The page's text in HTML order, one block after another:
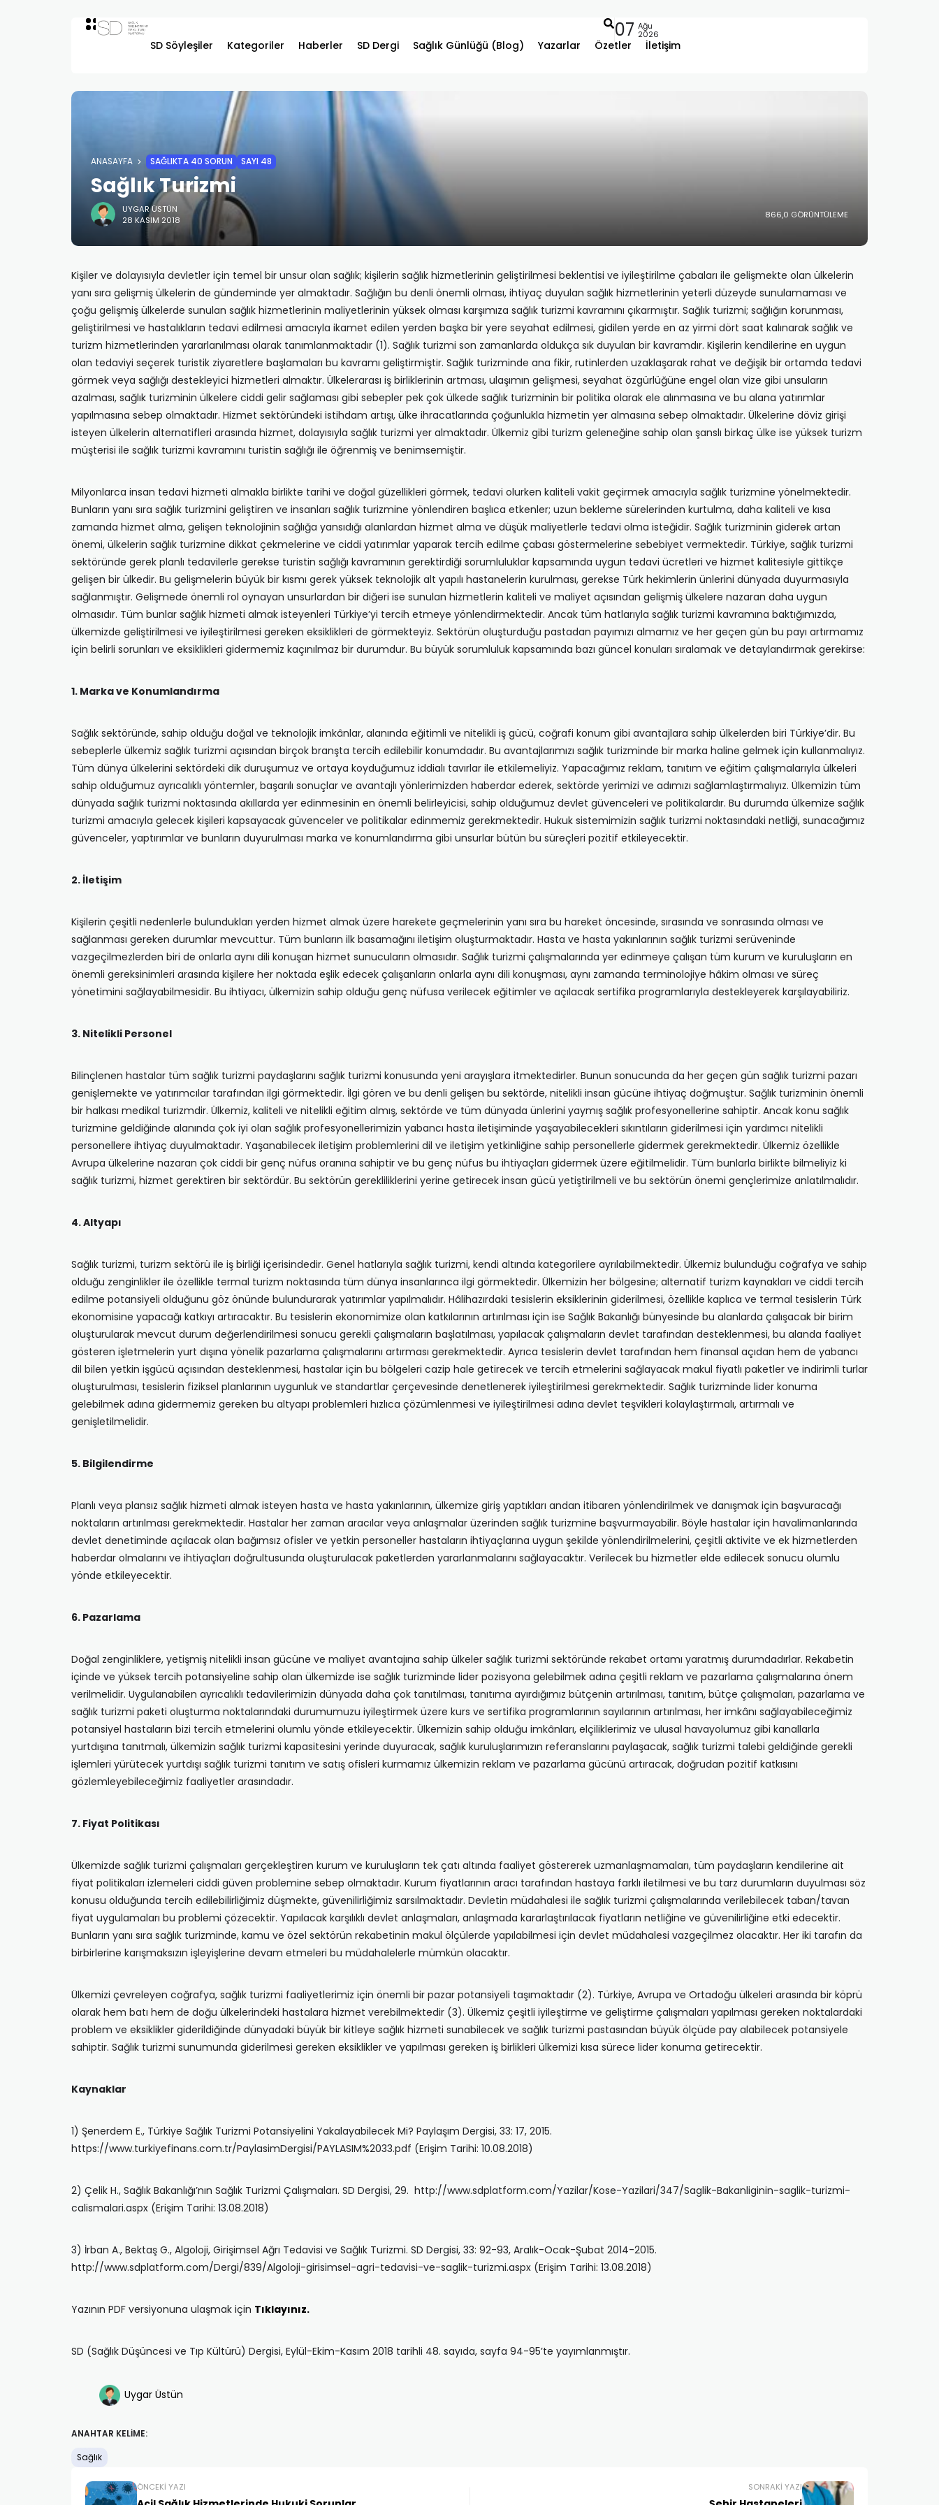
SD Söyleşiler Kategoriler Haberler SD Dergi Sağlık Günlüğü (Blog) Yazarlar Özetler İletişim
07 Ağu
2026
ANASAYFA SAĞLIKTA 40 SORUN SAYI 48
Sağlık Turizmi
UYGAR ÜSTÜN
28 KASIM 2018
866,0 GÖRÜNTÜLEME
Kişiler ve dolayısıyla devletler için temel bir unsur olan sağlık; kişilerin sağlık hizmetlerinin geliştirilmesi beklentisi ve iyileştirilme çabaları ile gelişmekte olan ülkelerin
yanı sıra gelişmiş ülkelerin de gündeminde yer almaktadır. Sağlığın bu denli önemli olması, ihtiyaç duyulan sağlık hizmetlerinin yeterli düzeyde sunulamaması ve
çoğu gelişmiş ülkelerde sunulan sağlık hizmetlerinin maliyetlerinin yüksek olması karşımıza sağlık turizmi kavramını çıkarmıştır. Sağlık turizmi; sağlığın korunması,
geliştirilmesi ve hastalıkların tedavi edilmesi amacıyla ikamet edilen yerden başka bir yere seyahat edilmesi, gidilen yerde en az yirmi dört saat kalınarak sağlık ve
turizm hizmetlerinden yararlanılması olarak tanımlanmaktadır (1). Sağlık turizmi son zamanlarda oldukça sık duyulan bir kavramdır. Kişilerin kendilerine en uygun
olan tedaviyi seçerek turistik ziyaretlere başlamaları bu kavramı geliştirmiştir. Sağlık turizminde ana fikir, rutinlerden uzaklaşarak rahat ve değişik bir ortamda tedavi
görmek veya sağlığı destekleyici hizmetleri almaktır. Ülkelerarası iş birliklerinin artması, ulaşımın gelişmesi, seyahat özgürlüğüne engel olan vize gibi unsuların
azalması, sağlık turizminin ülkelere ciddi gelir sağlaması gibi sebepler pek çok ülkede sağlık turizminin bir politika olarak ele alınmasına ve bu alana yatırımlar
yapılmasına sebep olmaktadır. Hizmet sektöründeki istihdam artışı, ülke ihracatlarında çoğunlukla hizmetin yer almasına sebep olmaktadır. Ülkelerine döviz girişi
isteyen ülkelerin alternatifleri arasında hizmet, dolayısıyla sağlık turizmi yer almaktadır. Ülkemiz gibi turizm geleneğine sahip olan şanslı birkaç ülke ise yüksek turizm
müşterisi ile sağlık turizmi kavramını turistin sağlığı ile öğrenmiş ve benimsemiştir.
Milyonlarca insan tedavi hizmeti almakla birlikte tarihi ve doğal güzellikleri görmek, tedavi olurken kaliteli vakit geçirmek amacıyla sağlık turizmine yönelmektedir.
Bunların yanı sıra sağlık turizmini geliştiren ve insanları sağlık turizmine yönlendiren başlıca etkenler; uzun bekleme sürelerinden kurtulma, daha kaliteli ve kısa
zamanda hizmet alma, gelişen teknolojinin sağlığa yansıdığı alanlardan hizmet alma ve düşük maliyetlerle tedavi olma isteğidir. Sağlık turizminin giderek artan
önemi, ülkelerin sağlık turizmine dikkat çekmelerine ve ciddi yatırımlar yaparak tercih edilme çabası göstermelerine sebebiyet vermektedir. Türkiye, sağlık turizmi
sektöründe gerek planlı tedavilerle gerekse turistin sağlığı kavramının gerektirdiği sorumluluklar kapsamında uygun tedavi ücretleri ve hizmet kalitesiyle gittikçe
gelişen bir ülkedir. Bu gelişmelerin büyük bir kısmı gerek yüksek teknolojik alt yapılı hastanelerin kurulması, gerekse Türk hekimlerin ünlerini dünyada duyurmasıyla
sağlanmıştır. Gelişmede önemli rol oynayan unsurlardan bir diğeri ise sunulan hizmetlerin kaliteli ve maliyet açısından gelişmiş ülkelere nazaran daha uygun
olmasıdır. Tüm bunlar sağlık hizmeti almak isteyenleri Türkiye’yi tercih etmeye yönlendirmektedir. Ancak tüm hatlarıyla sağlık turizmi kavramına baktığımızda,
ülkemizde geliştirilmesi ve iyileştirilmesi gereken eksiklikleri de görmekteyiz. Sektörün oluşturduğu pastadan payımızı almamız ve her geçen gün bu payı artırmamız
için belirli sorunları ve eksiklikleri gidermemiz kaçınılmaz bir durumdur. Bu büyük sorumluluk kapsamında bazı güncel konuları sıralamak ve detaylandırmak gerekirse:
1. Marka ve Konumlandırma
Sağlık sektöründe, sahip olduğu doğal ve teknolojik imkânlar, alanında eğitimli ve nitelikli iş gücü, coğrafi konum gibi avantajlara sahip ülkelerden biri Türkiye’dir. Bu
sebeplerle ülkemiz sağlık turizmi açısından birçok branşta tercih edilebilir konumdadır. Bu avantajlarımızı sağlık turizminde bir marka haline gelmek için kullanmalıyız.
Tüm dünya ülkelerini sektördeki dik duruşumuz ve ortaya koyduğumuz iddialı tavırlar ile etkilemeliyiz. Yapacağımız reklam, tanıtım ve eğitim çalışmalarıyla ülkeleri
sahip olduğumuz ayrıcalıklı yöntemler, başarılı sonuçlar ve avantajlı yönlerimizden haberdar ederek, sektörde yerimizi ve adımızı sağlamlaştırmalıyız. Ülkemizin tüm
dünyada sağlık turizmi noktasında akıllarda yer edinmesinin en önemli belirleyicisi, sahip olduğumuz devlet güvenceleri ve politikalardır. Bu durumda ülkemize sağlık
turizmi amacıyla gelecek kişileri kapsayacak güvenceler ve politikalar edinmemiz gerekmektedir. Hukuk sistemimizin sağlık turizmi noktasındaki netliği, sunacağımız
güvenceler, yaptırımlar ve bunların duyurulması marka ve konumlandırma gibi unsurlar bütün bu süreçleri pozitif etkileyecektir.
2. İletişim
Kişilerin çeşitli nedenlerle bulundukları yerden hizmet almak üzere harekete geçmelerinin yanı sıra bu hareket öncesinde, sırasında ve sonrasında olması ve
sağlanması gereken durumlar mevcuttur. Tüm bunların ilk basamağını iletişim oluşturmaktadır. Hasta ve hasta yakınlarının sağlık turizmi serüveninde
vazgeçilmezlerden biri de onlarla aynı dili konuşan hizmet sunucuların olmasıdır. Sağlık turizmi çalışmalarında yer edinmeye çalışan tüm kurum ve kuruluşların en
önemli gereksinimleri arasında kişilere her noktada eşlik edecek çalışanların onlarla aynı dili konuşması, aynı zamanda terminolojiye hâkim olması ve süreç
yönetimini sağlayabilmesidir. Bu ihtiyacı, ülkemizin sahip olduğu genç nüfusa verilecek eğitimler ve açılacak sertifika programlarıyla destekleyerek karşılayabiliriz.
3. Nitelikli Personel
Bilinçlenen hastalar tüm sağlık turizmi paydaşlarını sağlık turizmi konusunda yeni arayışlara itmektedirler. Bunun sonucunda da her geçen gün sağlık turizmi pazarı
genişlemekte ve yatırımcılar tarafından ilgi görmektedir. İlgi gören ve bu denli gelişen bu sektörde, nitelikli insan gücüne ihtiyaç doğmuştur. Sağlık turizminin önemli
bir halkası medikal turizmdir. Ülkemiz, kaliteli ve nitelikli eğitim almış, sektörde ve tüm dünyada ünlerini yaymış sağlık profesyonellerine sahiptir. Ancak konu sağlık
turizmine geldiğinde alanında çok iyi olan sağlık profesyonellerimizin yabancı hasta iletişiminde yaşayabilecekleri sıkıntıların giderilmesi için yardımcı nitelikli
personellere ihtiyaç duyulmaktadır. Yaşanabilecek iletişim problemlerini dil ve iletişim yetkinliğine sahip personellerle gidermek gerekmektedir. Ülkemiz özellikle
Avrupa ülkelerine nazaran çok ciddi bir genç nüfus oranına sahiptir ve bu genç nüfus bu ihtiyaçları gidermek üzere eğitilmelidir. Tüm bunlarla birlikte bilmeliyiz ki
sağlık turizmi, hizmet gerektiren bir sektördür. Bu sektörün gerekliliklerini yerine getirecek insan gücü yetiştirilmeli ve bu sektörün önemi gençlerimize anlatılmalıdır.
4. Altyapı
Sağlık turizmi, turizm sektörü ile iş birliği içerisindedir. Genel hatlarıyla sağlık turizmi, kendi altında kategorilere ayrılabilmektedir. Ülkemiz bulunduğu coğrafya ve sahip
olduğu zenginlikler ile özellikle termal turizm noktasında tüm dünya insanlarınca ilgi görmektedir. Ülkemizin her bölgesine; alternatif turizm kaynakları ve ciddi tercih
edilme potansiyeli olduğunu göz önünde bulundurarak yatırımlar yapılmalıdır. Hâlihazırdaki tesislerin eksiklerinin giderilmesi, özellikle kaplıca ve termal tesislerin Türk
ekonomisine yapacağı katkıyı artıracaktır. Bu tesislerin ekonomimize olan katkılarının artırılması için ise Sağlık Bakanlığı bünyesinde bu alanlarda çalışacak bir birim
oluşturularak mevcut durum değerlendirilmesi sonucu gerekli çalışmaların başlatılması, yapılacak çalışmaların devlet tarafından desteklenmesi, bu alanda faaliyet
gösteren işletmelerin yurt dışına yönelik pazarlama çalışmalarını artırması gerekmektedir. Ayrıca tesislerin devlet tarafından hem finansal açıdan hem de yabancı
dil bilen yetkin işgücü açısından desteklenmesi, hastalar için bu bölgeleri cazip hale getirecek ve tercih etmelerini sağlayacak makul fiyatlı paketler ve indirimli turlar
oluşturulması, tesislerin fiziksel planlarının uygunluk ve standartlar çerçevesinde denetlenerek iyileştirilmesi gerekmektedir. Sağlık turizminde lider konuma
gelebilmek adına gidermemiz gereken bu altyapı problemleri hızlıca çözümlenmesi ve iyileştirilmesi adına devlet teşvikleri kolaylaştırmalı, artırmalı ve
genişletilmelidir.
5. Bilgilendirme
Planlı veya plansız sağlık hizmeti almak isteyen hasta ve hasta yakınlarının, ülkemize giriş yaptıkları andan itibaren yönlendirilmek ve danışmak için başvuracağı
noktaların artırılması gerekmektedir. Hastalar her zaman aracılar veya anlaşmalar üzerinden sağlık turizmine başvurmayabilir. Böyle hastalar için havalimanlarında
devlet denetiminde açılacak olan bağımsız ofisler ve yetkin personeller hastaların ihtiyaçlarına uygun şekilde yönlendirilmelerini, çeşitli aktivite ve ek hizmetlerden
haberdar olmalarını ve ihtiyaçları doğrultusunda oluşturulacak paketlerden yararlanmalarını sağlayacaktır. Verilecek bu hizmetler elde edilecek sonucu olumlu
yönde etkileyecektir.
6. Pazarlama
Doğal zenginliklere, yetişmiş nitelikli insan gücüne ve maliyet avantajına sahip ülkeler sağlık turizmi sektöründe rekabet ortamı yaratmış durumdadırlar. Rekabetin
içinde ve yüksek tercih potansiyeline sahip olan ülkemizde ise sağlık turizminde lider pozisyona gelebilmek adına çeşitli reklam ve pazarlama çalışmalarına önem
verilmelidir. Uygulanabilen ayrıcalıklı tedavilerimizin dünyada daha çok tanıtılması, tanıtıma ayırdığımız bütçenin artırılması, tanıtım, bütçe çalışmaları, pazarlama ve
sağlık turizmi paketi oluşturma noktalarındaki durumumuzu iyileştirmek üzere kurs ve sertifika programlarının sayılarının artırılması, her imkânı sağlayabileceğimiz
potansiyel hastaların bizi tercih etmelerini olumlu yönde etkileyecektir. Ülkemizin sahip olduğu imkânları, elçiliklerimiz ve ulusal havayolumuz gibi kanallarla
yurtdışına tanıtmalı, ülkemizin sağlık turizmi kapasitesini yerinde duyuracak, sağlık kuruluşlarımızın referanslarını paylaşacak, sağlık turizmi talebi geldiğinde gerekli
işlemleri yürütecek yurtdışı sağlık turizmi tanıtım ve satış ofisleri kurmamız ülkemizin reklam ve pazarlama gücünü artıracak, doğrudan pozitif katkısını
gözlemleyebileceğimiz faaliyetler arasındadır.
7. Fiyat Politikası
Ülkemizde sağlık turizmi çalışmaları gerçekleştiren kurum ve kuruluşların tek çatı altında faaliyet göstererek uzmanlaşmamaları, tüm paydaşların kendilerine ait
fiyat politikaları izlemeleri ciddi güven problemine sebep olmaktadır. Kurum fiyatlarının aracı tarafından hastaya farklı iletilmesi ve bu tarz durumların duyulması söz
konusu olduğunda tercih edilebilirliğimiz düşmekte, güvenilirliğimiz sarsılmaktadır. Devletin müdahalesi ile sağlık turizmi çalışmalarında verilebilecek taban/tavan
fiyat uygulamaları bu problemi çözecektir. Yapılacak karşılıklı devlet anlaşmaları, anlaşmada kararlaştırılacak fiyatların netliğine ve güvenilirliğine etki edecektir.
Bunların yanı sıra sağlık turizminde, kamu ve özel sektörün rekabetinin makul ölçülerde yapılabilmesi için devlet müdahalesi vazgeçilmez olacaktır. Her iki tarafın da
birbirlerine karışmaksızın işleyişlerine devam etmeleri bu müdahalelerle mümkün olacaktır.
Ülkemizi çevreleyen coğrafya, sağlık turizmi faaliyetlerimiz için önemli bir pazar potansiyeli taşımaktadır (2). Türkiye, Avrupa ve Ortadoğu ülkeleri arasında bir köprü
olarak hem batı hem de doğu ülkelerindeki hastalara hizmet verebilmektedir (3). Ülkemiz çeşitli iyileştirme ve geliştirme çalışmaları yapılması gereken noktalardaki
problem ve eksiklikler giderildiğinde dünyadaki büyük bir kitleye sağlık hizmeti sunabilecek ve sağlık turizmi pastasından büyük ölçüde pay alabilecek potansiyele
sahiptir. Sağlık turizmi sunumunda giderilmesi gereken eksiklikler ve yapılması gereken iş birlikleri ülkemizi kısa sürece lider konuma getirecektir.
Kaynaklar
1) Şenerdem E., Türkiye Sağlık Turizmi Potansiyelini Yakalayabilecek Mi? Paylaşım Dergisi, 33: 17, 2015.
https://www.turkiyefinans.com.tr/PaylasimDergisi/PAYLASIM%2033.pdf (Erişim Tarihi: 10.08.2018)
2) Çelik H., Sağlık Bakanlığı’nın Sağlık Turizmi Çalışmaları. SD Dergisi, 29. http://www.sdplatform.com/Yazilar/Kose-Yazilari/347/Saglik-Bakanliginin-saglik-turizmi-
calismalari.aspx (Erişim Tarihi: 13.08.2018)
3) İrban A., Bektaş G., Algoloji, Girişimsel Ağrı Tedavisi ve Sağlık Turizmi. SD Dergisi, 33: 92-93, Aralık-Ocak-Şubat 2014-2015.
http://www.sdplatform.com/Dergi/839/Algoloji-girisimsel-agri-tedavisi-ve-saglik-turizmi.aspx (Erişim Tarihi: 13.08.2018)
Yazının PDF versiyonuna ulaşmak için Tıklayınız.
SD (Sağlık Düşüncesi ve Tıp Kültürü) Dergisi, Eylül-Ekim-Kasım 2018 tarihli 48. sayıda, sayfa 94-95’te yayımlanmıştır.
Uygar Üstün
ANAHTAR KELIME:
Sağlık
ÖNCEKI YAZI SONRAKI YAZI